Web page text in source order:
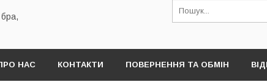
НАС КОНТАКТИ ПОВЕРНЕННЯ ТА ОБМІН